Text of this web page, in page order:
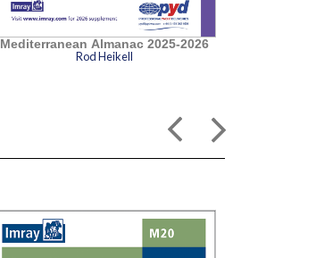
Mediterranean Almanac 2025-2026
Rod Heikell